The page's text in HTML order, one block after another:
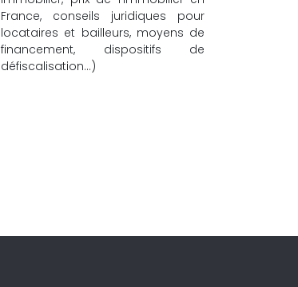
France, conseils juridiques pour
locataires et bailleurs, moyens de
financement, dispositifs de
défiscalisation…)